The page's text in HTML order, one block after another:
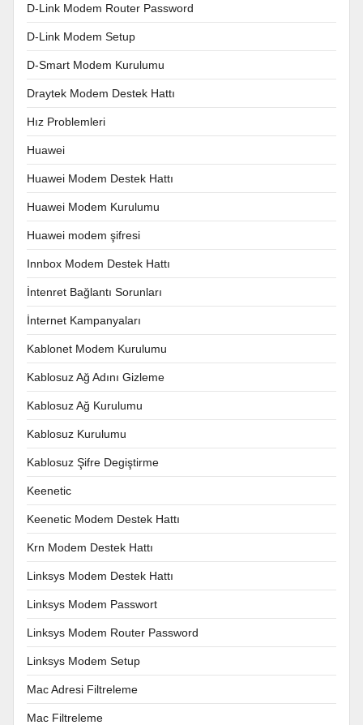
D-Link Modem Router Password
D-Link Modem Setup
D-Smart Modem Kurulumu
Draytek Modem Destek Hattı
Hız Problemleri
Huawei
Huawei Modem Destek Hattı
Huawei Modem Kurulumu
Huawei modem şifresi
Innbox Modem Destek Hattı
İntenret Bağlantı Sorunları
İnternet Kampanyaları
Kablonet Modem Kurulumu
Kablosuz Ağ Adını Gizleme
Kablosuz Ağ Kurulumu
Kablosuz Kurulumu
Kablosuz Şifre Degiştirme
Keenetic
Keenetic Modem Destek Hattı
Krn Modem Destek Hattı
Linksys Modem Destek Hattı
Linksys Modem Passwort
Linksys Modem Router Password
Linksys Modem Setup
Mac Adresi Filtreleme
Mac Filtreleme